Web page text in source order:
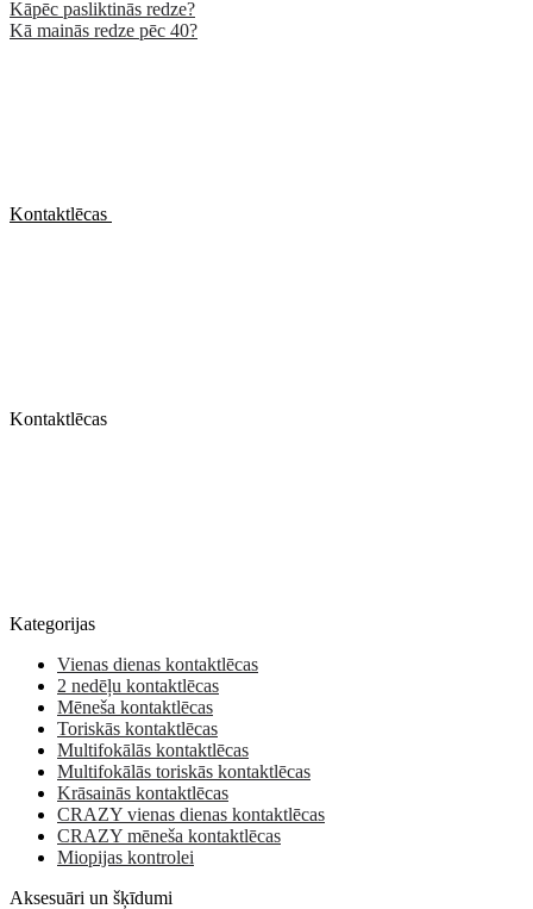
Kāpēc pasliktinās redze?
Kā mainās redze pēc 40?
Kontaktlēcas
Kontaktlēcas
Kategorijas
Vienas dienas kontaktlēcas
2 nedēļu kontaktlēcas
Mēneša kontaktlēcas
Toriskās kontaktlēcas
Multifokālās kontaktlēcas
Multifokālās toriskās kontaktlēcas
Krāsainās kontaktlēcas
CRAZY vienas dienas kontaktlēcas
CRAZY mēneša kontaktlēcas
Miopijas kontrolei
Aksesuāri un šķīdumi